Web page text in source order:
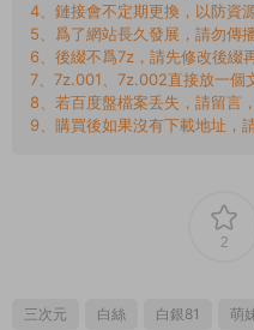
4、鏈接會不定期更換，以防資
5、爲了網站長久發展，請勿傳
6、後綴不爲7z，請先修改後綴
7、7z.001、7z.002直接放一個
8、若百度盤檔案丢失，請留言
9、購買後如果沒有下載地址，
2
三次元 白絲 白銀81 萌